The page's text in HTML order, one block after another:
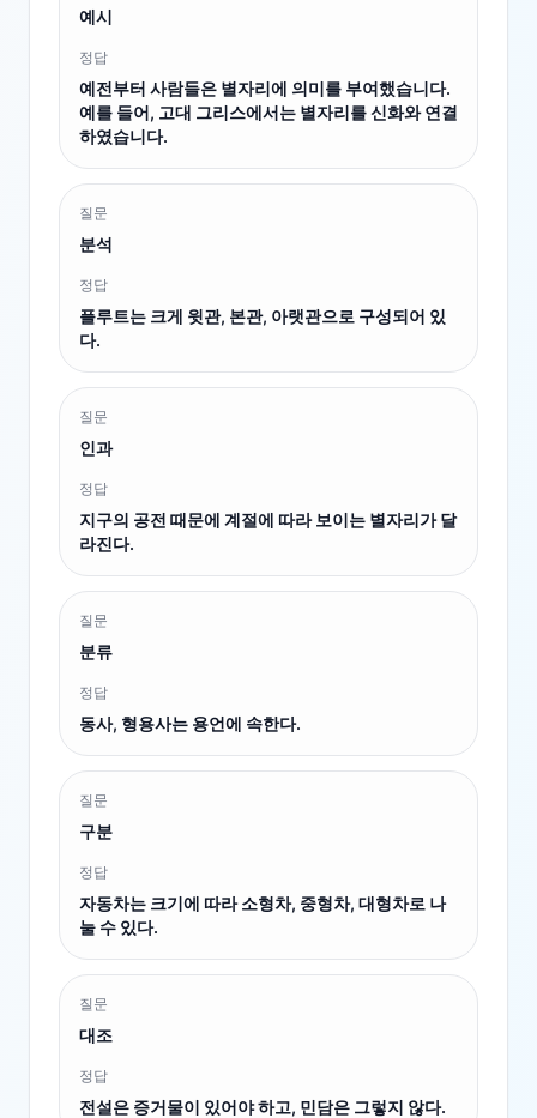
예시
정답
예전부터 사람들은 별자리에 의미를 부여했습니다.
예를 들어, 고대 그리스에서는 별자리를 신화와 연결
하였습니다.
질문
분석
정답
플루트는 크게 윗관, 본관, 아랫관으로 구성되어 있
다.
질문
인과
정답
지구의 공전 때문에 계절에 따라 보이는 별자리가 달
라진다.
질문
분류
정답
동사, 형용사는 용언에 속한다.
질문
구분
정답
자동차는 크기에 따라 소형차, 중형차, 대형차로 나
눌 수 있다.
질문
대조
정답
전설은 증거물이 있어야 하고, 민담은 그렇지 않다.